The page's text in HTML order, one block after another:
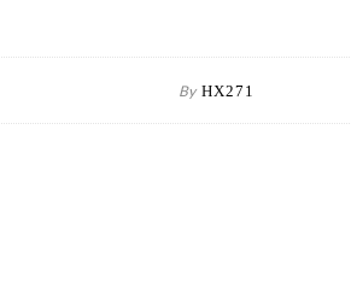
By HX271